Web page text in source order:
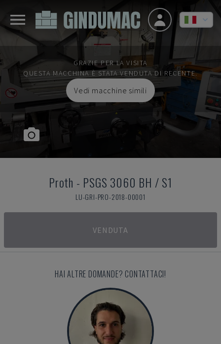
GRAZIE PER LA VISITA
QUESTA MACCHINA È STATA VENDUTA DI RECENTE.
Vedi macchine simili
Proth - PSGS 3060 BH / S1
LU-GRI-PRO-2018-00001
VENDUTA
HAI ALTRE DOMANDE? CONTATTACI!